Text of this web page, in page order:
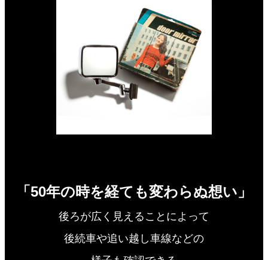
「50年の時を経ても変わらぬ想い」
後ろが広く見えることによって
後続車や追い越し車線などの